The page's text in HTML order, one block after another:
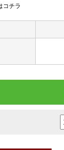
コチラ